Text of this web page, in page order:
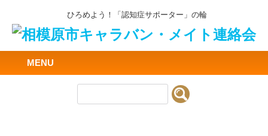
ひろめよう！「認知症サポーター」の輪
MENU